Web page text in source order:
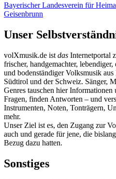
Bayerischer Landesverein für
Geisenbrunn
Unser
volXmusik.de ist das Internetportal
frischer, handgemachter,
und bodenständiger Volksmusik
Südtirol und der Schweiz. Sänger,
Genres tauschen hier Informationen
Fragen, finden Antworten – und
Instrumenten, Noten, Tonträgern,
mehr.
Unser Ziel ist es, den Zugang zur
auch und gerade für jene, die
Bezug dazu hatten.
Sonstiges